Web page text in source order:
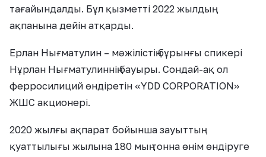
тағайындалды. Бұл қызметті 2022 жылдың
ақпанына дейін атқарды.
Ерлан Нығматулин – мәжілістің бұрынғы спикері
Нұрлан Нығматулиннің бауыры. Сондай-ақ ол
ферросилиций өндіретін «YDD CORPORATION»
ЖШС акционері.
2020 жылғы ақпарат бойынша зауыттың
қуаттылығы жылына 180 мың тонна өнім өндіруге